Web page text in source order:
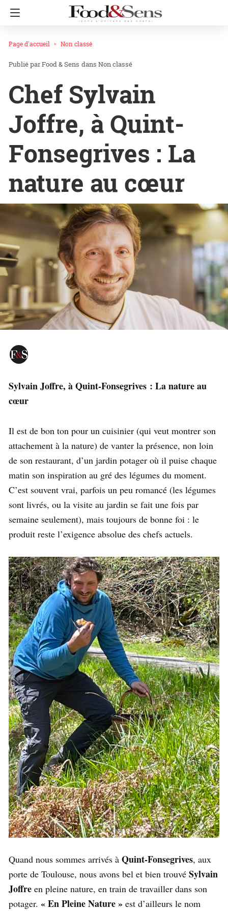
Page d'accueil Non classé
Food & Sens dans Non classé
Chef Sylvain
Joffre, à Quint-
Fonsegrives : La
nature au cœur
Sylvain Joffre, à Quint-Fonsegrives : La nature au
cœur
Il est de bon ton pour un cuisinier (qui veut montrer son
attachement à la nature) de vanter la présence, non loin
de son restaurant, d’un jardin potager où il puise chaque
matin son inspiration au gré des légumes du moment.
C’est souvent vrai, parfois un peu romancé (les légumes
sont livrés, ou la visite au jardin se fait une fois par
semaine seulement), mais toujours de bonne foi : le
produit reste l’exigence absolue des chefs actuels.
Quand nous sommes arrivés à Quint-Fonsegrives, aux
porte de Toulouse, nous avons bel et bien trouvé Sylvain
Joffre en pleine nature, en train de travailler dans son
potager. « En Pleine Nature » est d’ailleurs le nom